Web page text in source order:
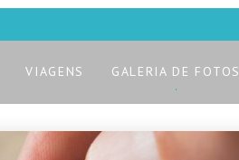
VIAGENS GALERIA DE FOTOS